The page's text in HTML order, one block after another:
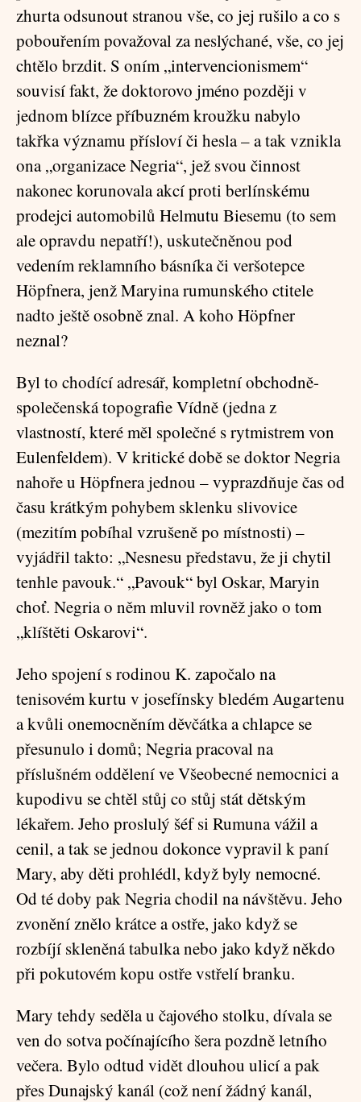
zhurta odsunout stranou vše, co jej rušilo a co s
pobouřením považoval za neslýchané, vše, co jej
chtělo brzdit. S oním „intervencionismem“
souvisí fakt, že doktorovo jméno později v
jednom blízce příbuzném kroužku nabylo
takřka významu přísloví či hesla – a tak vznikla
ona „organizace Negria“, jež svou činnost
nakonec korunovala akcí proti berlínskému
prodejci automobilů Helmutu Biesemu (to sem
ale opravdu nepatří!), uskutečněnou pod
vedením reklamního básníka či veršotepce
Höpfnera, jenž Maryina rumunského ctitele
nadto ještě osobně znal. A koho Höpfner
neznal?
Byl to chodící adresář, kompletní obchodně-
společenská topografie Vídně (jedna z
vlastností, které měl společné s rytmistrem von
Eulenfeldem). V kritické době se doktor Negria
nahoře u Höpfnera jednou – vyprazdňuje čas od
času krátkým pohybem sklenku slivovice
(mezitím pobíhal vzrušeně po místnosti) –
vyjádřil takto: „Nesnesu představu, že ji chytil
tenhle pavouk.“ „Pavouk“ byl Oskar, Maryin
choť. Negria o něm mluvil rovněž jako o tom
„klíštěti Oskarovi“.
Jeho spojení s rodinou K. započalo na
tenisovém kurtu v josefínsky bledém Augartenu
a kvůli onemocněním děvčátka a chlapce se
přesunulo i domů; Negria pracoval na
příslušném oddělení ve Všeobecné nemocnici a
kupodivu se chtěl stůj co stůj stát dětským
lékařem. Jeho proslulý šéf si Rumuna vážil a
cenil, a tak se jednou dokonce vypravil k paní
Mary, aby děti prohlédl, když byly nemocné.
Od té doby pak Negria chodil na návštěvu. Jeho
zvonění znělo krátce a ostře, jako když se
rozbíjí skleněná tabulka nebo jako když někdo
při pokutovém kopu ostře vstřelí branku.
Mary tehdy seděla u čajového stolku, dívala se
ven do sotva počínajícího šera pozdně letního
večera. Bylo odtud vidět dlouhou ulicí a pak
přes Dunajský kanál (což není žádný kanál,